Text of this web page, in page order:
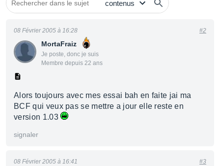
MortaFraiz
Je poste, donc je suis
Membre depuis 22 ans
08 Février 2005 à 16:28 #2
Alors toujours avec mes essai bah en faite jai ma
BCF qui veux pas se mettre a jour elle reste en
version 1.03
signaler
08 Février 2005 à 16:41 #3